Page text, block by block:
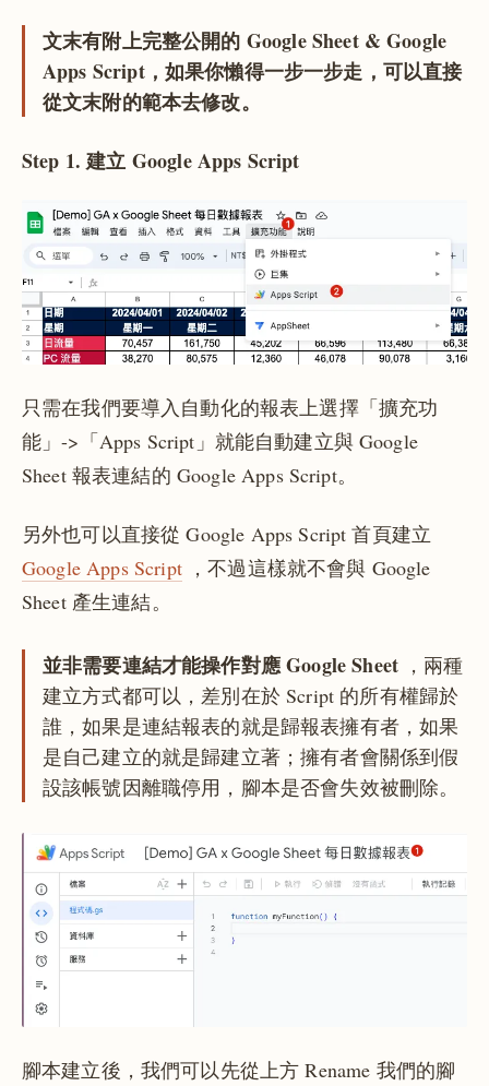
文末有附上完整公開的 Google Sheet & Google
Apps Script，如果你懶得一步一步走，可以直接
從文末附的範本去修改。
Step 1. 建立 Google Apps Script
只需在我們要導入自動化的報表上選擇「擴充功
能」->「Apps Script」就能自動建立與 Google
Sheet 報表連結的 Google Apps Script。
另外也可以直接從 Google Apps Script 首頁建立
Google Apps Script，不過這樣就不會與 Google
Sheet 產生連結。
並非需要連結才能操作對應 Google Sheet ，兩種
建立方式都可以，差別在於 Script 的所有權歸於
誰，如果是連結報表的就是歸報表擁有者，如果
是自己建立的就是歸建立著；擁有者會關係到假
設該帳號因離職停用，腳本是否會失效被刪除。
腳本建立後，我們可以先從上方 Rename 我們的腳